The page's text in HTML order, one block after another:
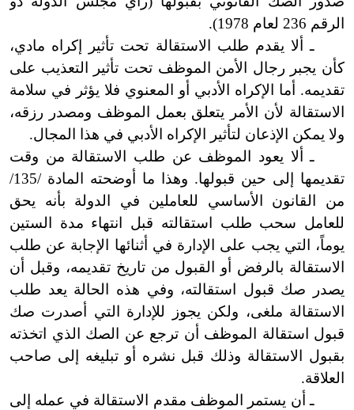
الرقم 236 لعام 1978).
ـ ألا يقدم طلب الاستقالة تحت تأثير إكراه مادي،
كأن يجبر رجال الأمن الموظف تحت تأثير التعذيب على
تقديمه. أما الإكراه الأدبي أو المعنوي فلا يؤثر في سلامة
الاستقالة لأن الأمر يتعلق بعمل الموظف ومصدر رزقه،
ولا يمكن الإذعان لتأثير الإكراه الأدبي في هذا المجال.
ـ
ألا يعود الموظف عن طلب الاستقالة من وقت
تقديمها إلى حين قبولها. وهذا ما أوضحته المادة /135/
من القانون الأساسي للعاملين في الدولة بأنه يحق
للعامل سحب طلب استقالته قبل انتهاء مدة الستين
يوماً، التي يجب على الإدارة في أثنائها الإجابة عن طلب
الاستقالة بالرفض أو القبول من تاريخ تقديمه، وقبل أن
يصدر صك قبول استقالته، وفي هذه الحالة يعد طلب
الاستقالة ملغى، ولكن يجوز للإدارة التي أصدرت صك
قبول استقالة الموظف أن ترجع عن الصك الذي اتخذته
بقبول الاستقالة وذلك قبل نشره أو تبليغه إلى صاحب
العلاقة.
ـ أن يستمر الموظف مقدم الاستقالة في عمله إلى